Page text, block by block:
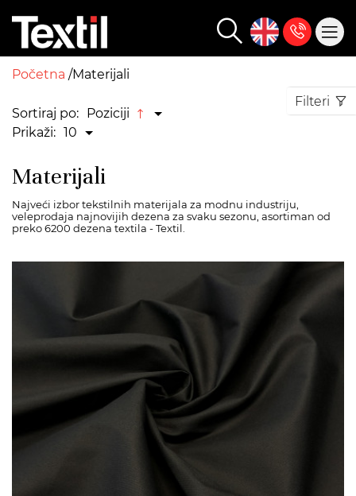
Početna Materijali
Sortiraj po: Poziciji
Prikaži: 10
Filteri
Materijali
Najveći izbor tekstilnih materijala za modnu industriju,
veleprodaja najnovijih dezena za svaku sezonu, asortiman od
preko 6200 dezena textila - Textil.